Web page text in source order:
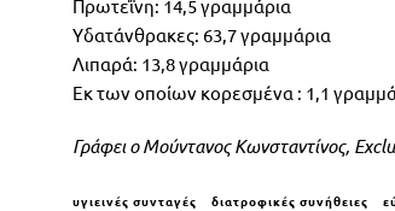
Πρωτεΐνη: 14,5 γραμμάρια
Υδατάνθρακες: 63,7 γραμμάρια
Λιπαρά: 13,8 γραμμάρια
Εκ των οποίων κορεσμένα : 1,1
ΓράφειoΜούντανος Κωνσταντίνος,
υγιεινές συνταγές διατροφικές συνήθειες